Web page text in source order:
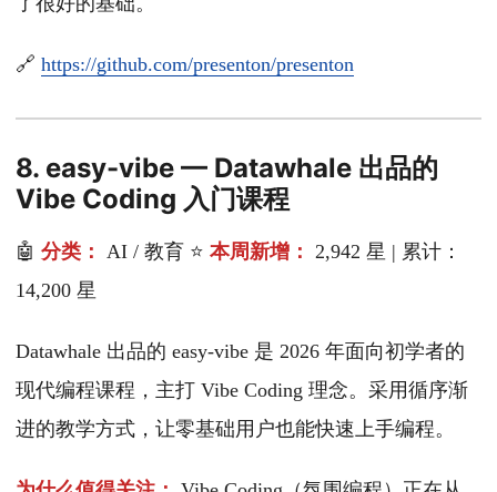
🔗 https://github.com/presenton/presenton
8. easy-vibe — Datawhale 出品的
Vibe Coding 入门课程
🤖 分类： AI / 教育 ⭐ 本周新增： 2,942 星 | 累计：
14,200 星
Datawhale 出品的 easy-vibe 是 2026 年面向初学者的
现代编程课程，主打 Vibe Coding 理念。采用循序渐
进的教学方式，让零基础用户也能快速上手编程。